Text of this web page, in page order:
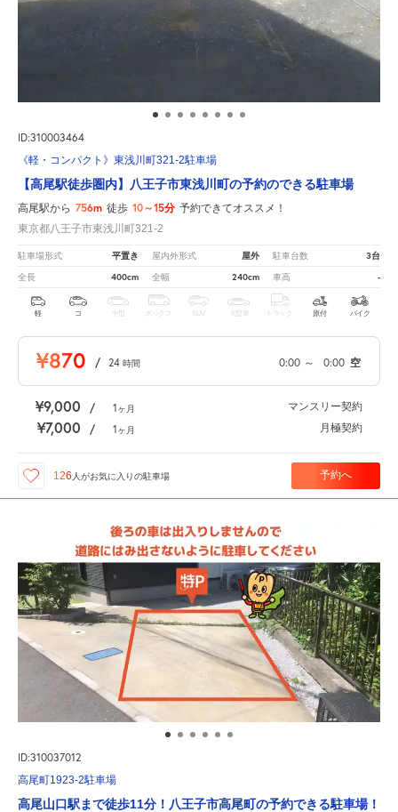
ID:310003464
《軽・コンパクト》東浅川町321-2駐車場
【高尾駅徒歩圏内】八王子市東浅川町の予約のできる駐車場
高尾駅から 756m 徒歩 10～15分 予約できてオススメ！
東京都八王子市東浅川町321-2
駐車場形式 平置き 屋内外形式 屋外 駐車台数 3台
全長 400cm 全幅 240cm 車高 -
軽 コ 中型 ボックス SUV 大型車 トラック 原付 バイク
¥870 / 24 時間 0:00 ～ 0:00 空
¥9,000 / 1ヶ月 マンスリー契約
¥7,000 / 1ヶ月 月極契約
126 人がお気に入りの駐車場 予約へ
ID:310037012
高尾町1923-2駐車場
高尾山口駅まで徒歩11分！八王子市高尾町の予約できる駐車場！